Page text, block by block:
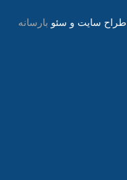
طراح سایت و سئو بارسانه